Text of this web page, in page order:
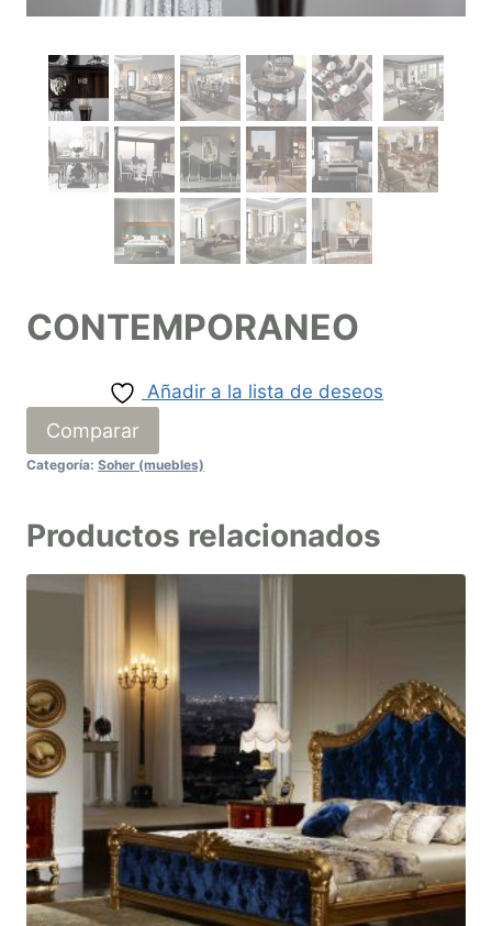
CONTEMPORANEO
Añadir a la lista de deseos
Comparar
Categoría: Soher (muebles)
Productos relacionados